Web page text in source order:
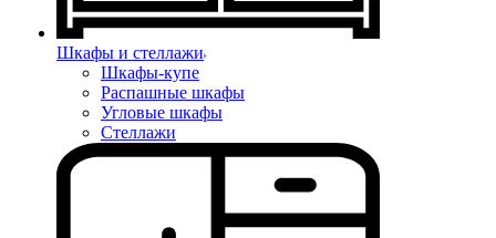
Шкафы и стеллажи
Шкафы-купе
Распашные шкафы
Угловые шкафы
Стеллажи